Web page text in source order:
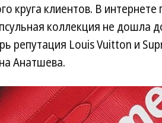
круга клиентов. В
коллекция не дошла
репутация Louis Vuitton и
Анатшева.